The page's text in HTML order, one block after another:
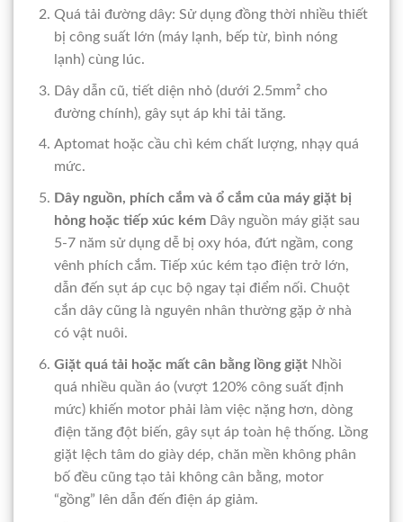
Quá tải đường dây: Sử dụng đồng thời nhiều thiết
bị công suất lớn (máy lạnh, bếp từ, bình nóng
lạnh) cùng lúc.
Dây dẫn cũ, tiết diện nhỏ (dưới 2.5mm² cho
đường chính), gây sụt áp khi tải tăng.
Aptomat hoặc cầu chì kém chất lượng, nhạy quá
mức.
Dây nguồn, phích cắm và ổ cắm của máy giặt bị
hỏng hoặc tiếp xúc kémDây nguồn máy giặt sau
5-7 năm sử dụng dễ bị oxy hóa, đứt ngầm, cong
vênh phích cắm. Tiếp xúc kém tạo điện trở lớn,
dẫn đến sụt áp cục bộ ngay tại điểm nối. Chuột
cắn dây cũng là nguyên nhân thường gặp ở nhà
có vật nuôi.
Giặt quá tải hoặc mất cân bằng lồng giặtNhồi
quá nhiều quần áo (vượt 120% công suất định
mức) khiến motor phải làm việc nặng hơn, dòng
điện tăng đột biến, gây sụt áp toàn hệ thống. Lồng
giặt lệch tâm do giày dép, chăn mền không phân
bố đều cũng tạo tải không cân bằng, motor
“gồng” lên dẫn đến điện áp giảm.